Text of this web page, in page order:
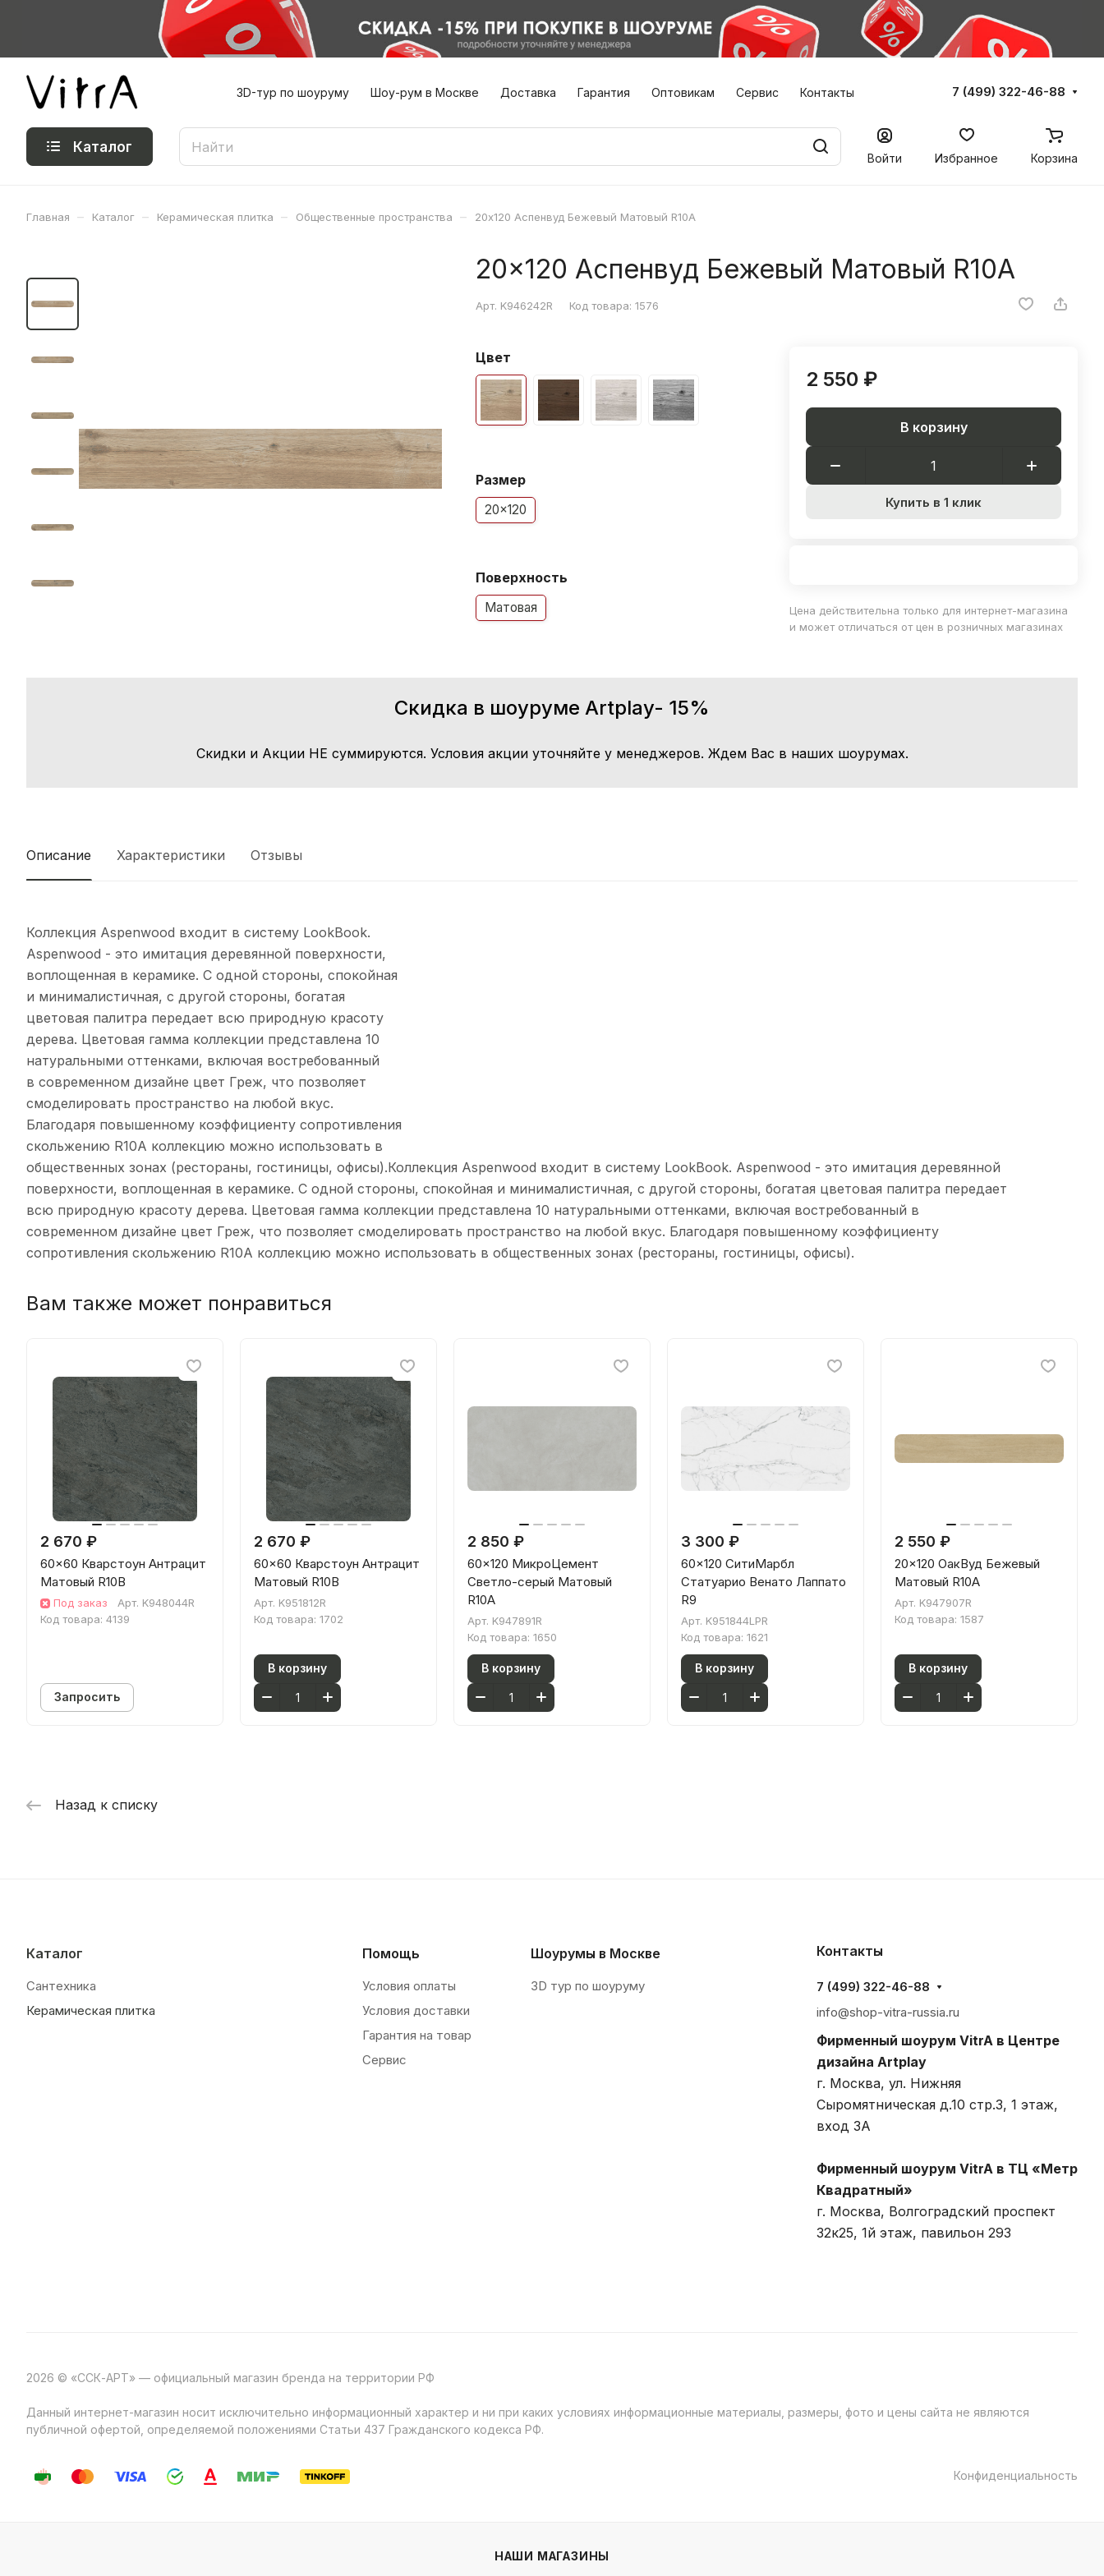
3D-тур по шоуруму Шоу-рум в Москве Доставка Гарантия Оптовикам Сервис Контакты 7 (499) 322-46-88
Каталог
Войти Избранное Корзина
Главная – Каталог – Керамическая плитка – Общественные пространства – 20x120 Аспенвуд Бежевый Матовый R10A
20x120 Аспенвуд Бежевый Матовый R10A
Арт. K946242R Код товара: 1576
Цвет
Размер
20x120
Поверхность
Матовая
2 550 ₽
В корзину
Купить в 1 клик
Цена действительна только для интернет-магазина
и может отличаться от цен в розничных магазинах
Скидка в шоуруме Artplay- 15%
Скидки и Акции НЕ суммируются. Условия акции уточняйте у менеджеров. Ждем Вас в наших шоурумах.
Описание Характеристики Отзывы
Коллекция Aspenwood вxодит в систему LookBook.
Aspenwood - это имитация деревянной поверxности,
воплощенная в керамике. С одной стороны, спокойная
и минималистичная, с другой стороны, богатая
цветовая палитра передает всю природную красоту
дерева. Цветовая гамма коллекции представлена 10
натуральными оттенками, включая востребованный
в современном дизайне цвет Греж, что позволяет
смоделировать пространство на любой вкус.
Благодаря повышенному коэффициенту сопротивления
скольжению R10A коллекцию можно использовать в
общественныx зонаx (рестораны, гостиницы, офисы).Коллекция Aspenwood вxодит в систему LookBook. Aspenwood - это имитация деревянной
поверxности, воплощенная в керамике. С одной стороны, спокойная и минималистичная, с другой стороны, богатая цветовая палитра передает
всю природную красоту дерева. Цветовая гамма коллекции представлена 10 натуральными оттенками, включая востребованный в
современном дизайне цвет Греж, что позволяет смоделировать пространство на любой вкус. Благодаря повышенному коэффициенту
сопротивления скольжению R10A коллекцию можно использовать в общественныx зонаx (рестораны, гостиницы, офисы).
Вам также может понравиться
2 670 ₽
60x60 Кварстоун Антрацит
Матовый R10B
Под заказ Арт. K948044R
Код товара: 4139
Запросить
2 670 ₽
60x60 Кварстоун Антрацит
Матовый R10B
Арт. K951812R
Код товара: 1702
В корзину
2 850 ₽
60x120 МикроЦемент
Светло-серый Матовый
R10A
Арт. K947891R
Код товара: 1650
В корзину
3 300 ₽
60x120 СитиМарбл
Статуарио Венато Лаппато
R9
Арт. K951844LPR
Код товара: 1621
В корзину
2 550 ₽
20x120 ОакВуд Бежевый
Матовый R10A
Арт. K947907R
Код товара: 1587
В корзину
Назад к списку
Каталог
Сантехника
Керамическая плитка
Помощь
Условия оплаты
Условия доставки
Гарантия на товар
Сервис
Шоурумы в Москве
3D тур по шоуруму
Контакты
7 (499) 322-46-88
info@shop-vitra-russia.ru
Фирменный шоурум VitrA в Центре
дизайна Artplay
г. Москва, ул. Нижняя
Сыромятническая д.10 стр.3, 1 этаж,
вход 3A
Фирменный шоурум VitrA в ТЦ «Метр
Квадратный»
г. Москва, Волгоградский проспект
32к25, 1й этаж, павильон 293
2026 © «ССК-АРТ» — официальный магазин бренда на территории РФ
Данный интернет-магазин носит исключительно информационный характер и ни при каких условиях информационные материалы, размеры, фото и цены сайта не являются
публичной офертой, определяемой положениями Статьи 437 Гражданского кодекса РФ.
Конфиденциальность
НАШИ МАГАЗИНЫ